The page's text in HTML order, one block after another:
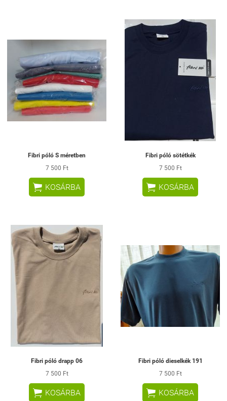
Fibri póló S méretben
7 500 Ft
 KOSÁRBA
Fibri póló sötétkék
7 500 Ft
 KOSÁRBA
Fibri póló drapp 06
7 500 Ft
 KOSÁRBA
Fibri póló dieselkék 191
7 500 Ft
 KOSÁRBA